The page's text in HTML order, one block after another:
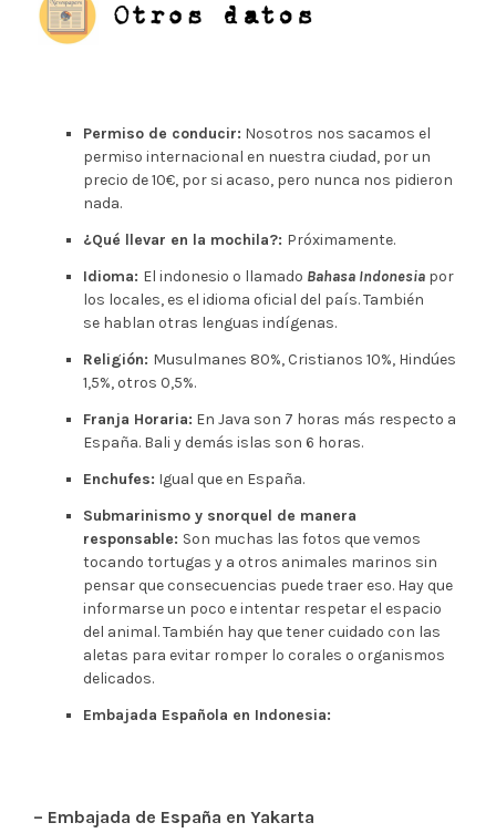
Permiso de conducir: Nosotros nos sacamos el
permiso internacional en nuestra ciudad, por un
precio de 10€, por si acaso, pero nunca nos pidieron
nada.
¿Qué llevar en la mochila?: Próximamente.
Idioma: El indonesio o llamado Bahasa Indonesia por
los locales, es el idioma oficial del país. También
se hablan otras lenguas indígenas.
Religión: Musulmanes 80%, Cristianos 10%, Hindúes
1,5%, otros 0,5%.
Franja Horaria: En Java son 7 horas más respecto a
España. Bali y demás islas son 6 horas.
Enchufes: Igual que en España.
Submarinismo y snorquel de manera
responsable: Son muchas las fotos que vemos
tocando tortugas y a otros animales marinos sin
pensar que consecuencias puede traer eso. Hay que
informarse un poco e intentar respetar el espacio
del animal. También hay que tener cuidado con las
aletas para evitar romper lo corales o organismos
delicados.
Embajada Española en Indonesia:
– Embajada de España en Yakarta